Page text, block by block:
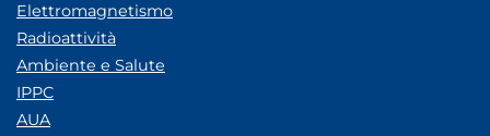
Elettromagnetismo
Radioattività
Ambiente e Salute
IPPC
AUA